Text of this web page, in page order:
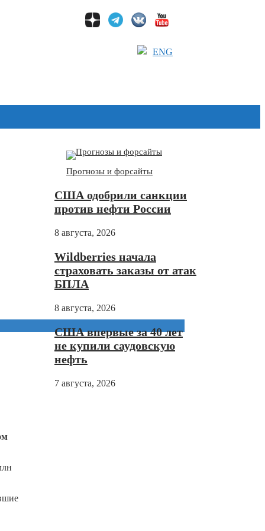
ENG
Прогнозы и форсайты
США одобрили санкции
против нефти России
8 августа, 2026
Wildberries начала
страховать заказы от атак
БПЛА
8 августа, 2026
США впервые за 40 лет
не купили саудовскую
нефть
7 августа, 2026